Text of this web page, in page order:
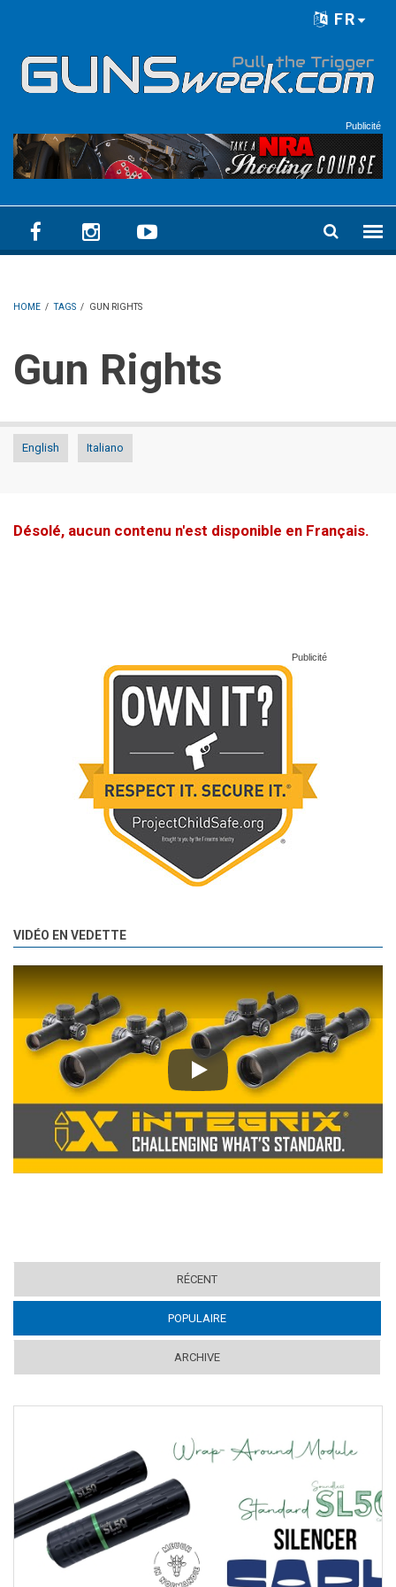
FR
Publicité
HOME / TAGS / GUN RIGHTS
Gun Rights
English Italiano
Désolé, aucun contenu n'est disponible en Français.
Publicité
VIDÉO EN VEDETTE
Play
RÉCENT
POPULAIRE
ARCHIVE